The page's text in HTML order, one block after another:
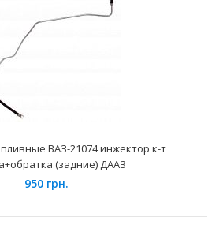
ВАЗ-21074 инжектор к-т
(днище) ДААЗ
450 грн.
8-ми клапанными
инже..
ВАЗ-21074 инжектор к-т
(задние) ДААЗ
950 грн.